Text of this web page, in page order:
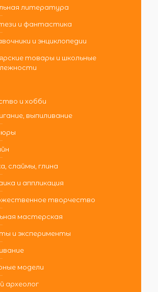
литература
и фантастика
и энциклопедии
товары и школьные
и хобби
выпиливание
слаймы, глина
и аппликация
творчество
мастерская
и эксперименты
модели
археолог